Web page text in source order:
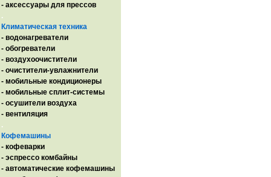
- аксессуары для прессов
.
Климатическая техника
- водонагреватели
- обогреватели
- воздухоочистители
- очистители-увлажнители
- мобильные кондиционеры
- мобильные сплит-системы
- осушители воздуха
- вентиляция
.
Кофемашины
- кофеварки
- эспрессо комбайны
- автоматические кофемашины